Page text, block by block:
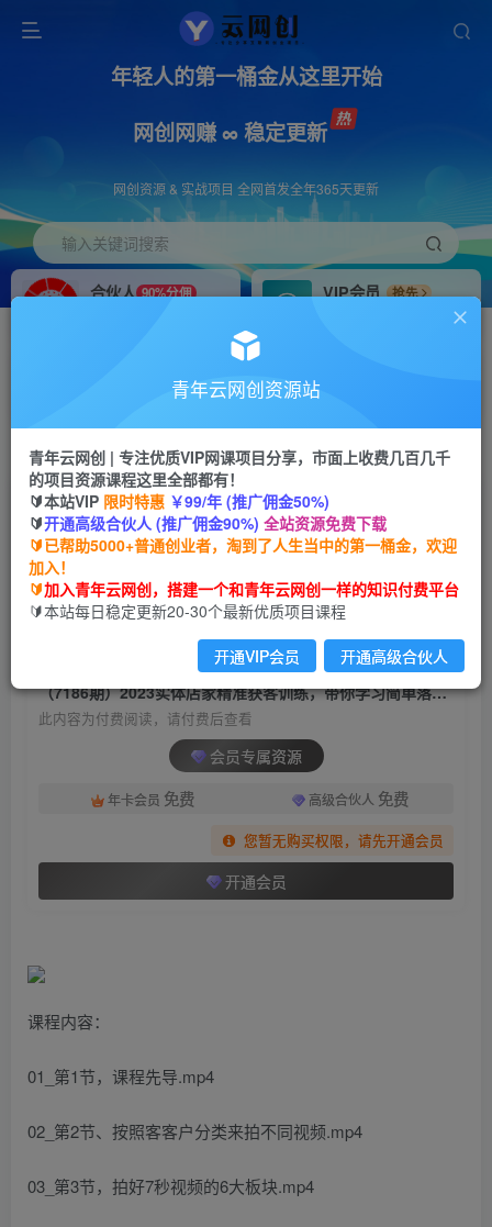
年轻人的第一桶金从这里开始
网创网赚 ∞ 稳定更新
网创资源 & 实战项目 全网首发全年365天更新
输入关键词搜索
合伙人 90%分佣
VIP会员
抢先
搭建同款网站，自己当老板
首页 创业课程 会员专属 正文
（7186期）2023实体店家精准获客训练，带你学
习简单落地的获客秘籍（27节课）
青年云网创
2年前发布
关注 私信
（7186期）2023实体店家精准获客训练，带你学习简单落地的获客秘籍（27节课）
此内容为付费阅读，请付费后查看
会员专属资源
年卡会员 免费 高级合伙人 免费
您暂无购买权限，请先开通会员
开通会员
课程内容：
01_第1节，课程先导.mp4
02_第2节、按照客客户分类来拍不同视频.mp4
03_第3节，拍好7秒视频的6大板块.mp4
青年云网创资源站
青年云网创 | 专注优质VIP网课项目分享，市面上收费几百几千
的项目资源课程这里全部都有！
🔰本站VIP 限时特惠 ￥99/年 (推广佣金50%)
🔰开通高级合伙人 (推广佣金90%) 全站资源免费下载
🔰已帮助5000+普通创业者，淘到了人生当中的第一桶金，欢迎
加入！
🔰加入青年云网创，搭建一个和青年云网创一样的知识付费平台
🔰本站每日稳定更新20-30个最新优质项目课程
开通VIP会员 开通高级合伙人